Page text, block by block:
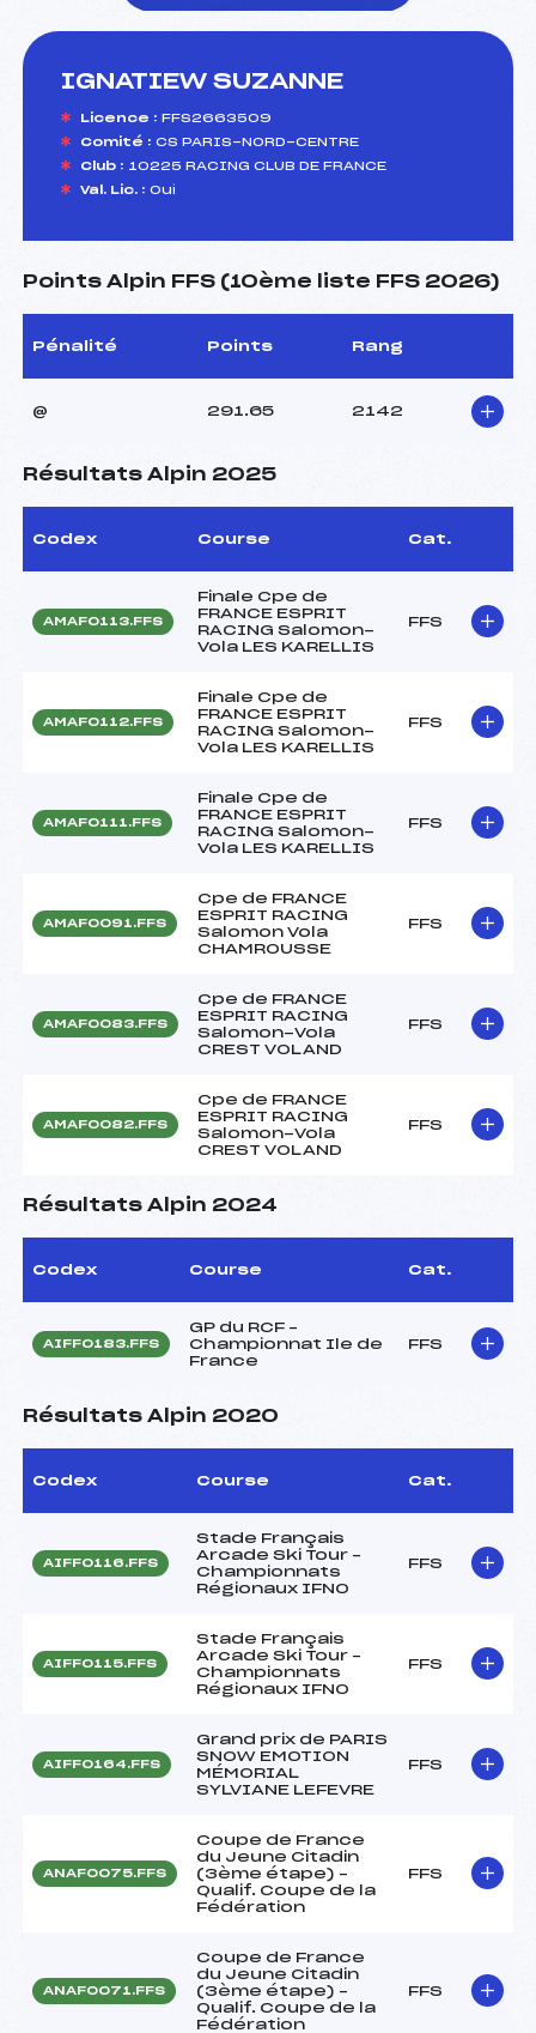
IGNATIEW SUZANNE
Licence : FFS2663509
Comité : CS PARIS-NORD-CENTRE
Club : 10225 RACING CLUB DE FRANCE
Val. Lic. : Oui
Points Alpin FFS (10ème liste FFS 2026)
Pénalité Points Rang
@ 291.65 2142
Résultats Alpin 2025
Codex Course Cat.
AMAF0113.FFS
Finale Cpe de
FRANCE ESPRIT
RACING Salomon-
Vola LES KARELLIS
FFS
AMAF0112.FFS
Finale Cpe de
FRANCE ESPRIT
RACING Salomon-
Vola LES KARELLIS
FFS
AMAF0111.FFS
Finale Cpe de
FRANCE ESPRIT
RACING Salomon-
Vola LES KARELLIS
FFS
AMAF0091.FFS
Cpe de FRANCE
ESPRIT RACING
Salomon Vola
CHAMROUSSE
FFS
AMAF0083.FFS
Cpe de FRANCE
ESPRIT RACING
Salomon-Vola
CREST VOLAND
FFS
AMAF0082.FFS
Cpe de FRANCE
ESPRIT RACING
Salomon-Vola
CREST VOLAND
FFS
Résultats Alpin 2024
Codex Course Cat.
AIFF0183.FFS
GP du RCF –
Championnat Ile de
France
FFS
Résultats Alpin 2020
Codex Course Cat.
AIFF0116.FFS
Stade Français
Arcade Ski Tour –
Championnats
Régionaux IFNO
FFS
AIFF0115.FFS
Stade Français
Arcade Ski Tour –
Championnats
Régionaux IFNO
FFS
AIFF0164.FFS
Grand prix de PARIS
SNOW EMOTION
MÉMORIAL
SYLVIANE LEFEVRE
FFS
ANAF0075.FFS
Coupe de France
du Jeune Citadin
(3ème étape) –
Qualif. Coupe de la
Fédération
FFS
ANAF0071.FFS
Coupe de France
du Jeune Citadin
(3ème étape) –
Qualif. Coupe de la
Fédération
FFS